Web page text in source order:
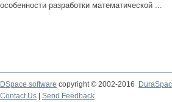
особенности разработки математической ...
DSpace software copyright © 2002-2016
Contact Us
Send Feedback